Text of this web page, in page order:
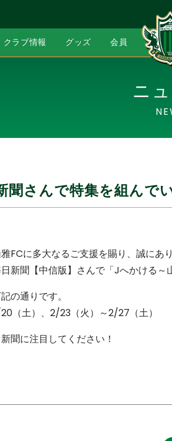
クラブ情報 グッズ 会員
ニ
聞さんで特集を組んで
FCに多大なるご支援を賜り、誠にあ
新聞【中信版】さんで「Jへかける～
の通りです。
（土）、2/23（火）～2/27（土）
聞に注目してください！